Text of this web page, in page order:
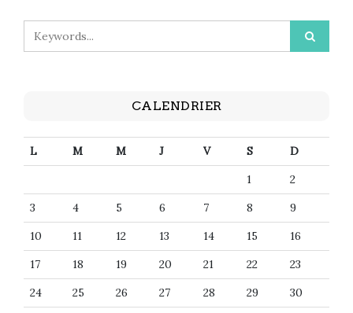
CALENDRIER
L M M J V S
D
1
2
3
4 5 6 7 8
9
10
11 12 13 14 15
16
17
18 19 20 21 22
23
24
25 26 27 28 29
30